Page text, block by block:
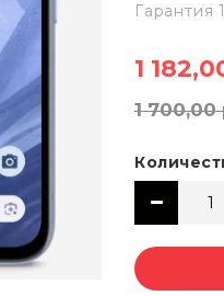
Гарантия
1
1 700,00